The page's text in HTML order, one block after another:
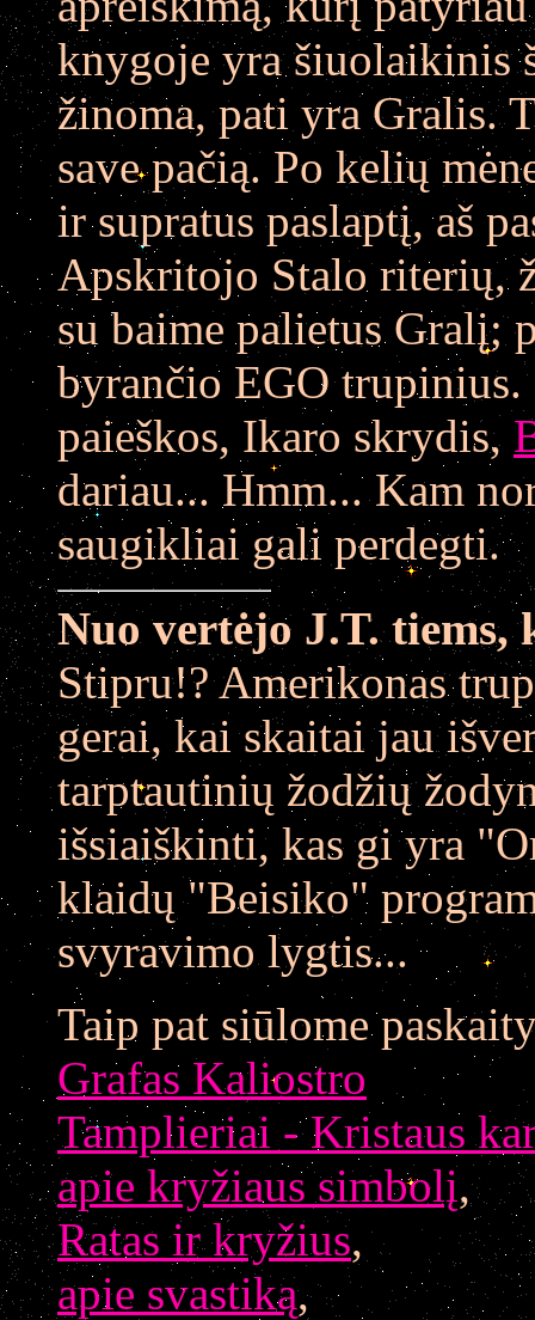
knygoje yra šiuolaikinis
žinoma, pati yra Gralis.
save pačią. Po kelių
ir supratus paslaptį, aš
Apskritojo Stalo riterių,
su baime palietus Gralį;
byrančio EGO
paieškos, Ikaro skrydis,
dariau... Hmm... Kam
saugikliai gali perdegti.
Nuo vertėjo J.T.
Stipru!? Amerikonas
gerai, kai skaitai jau
tarptautinių žodžių
išsiaiškinti, kas gi yra
klaidų "Beisiko"
svyravimo lygtis...
Taip pat siūlome
Grafas Kaliostro
Tamplieriai - Kristaus
apie kryžiaus simbolį,
Ratas ir kryžius,
apie svastiką,